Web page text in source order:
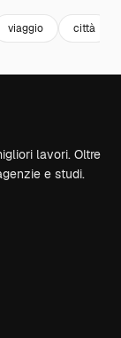
viaggio città
lavori. Oltre
e studi.